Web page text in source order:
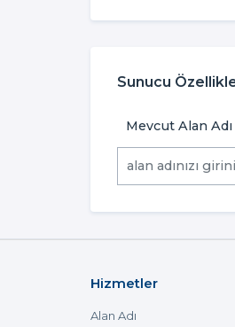
Sunucu
Mevcut Alan
Hizmetler
Alan Adı